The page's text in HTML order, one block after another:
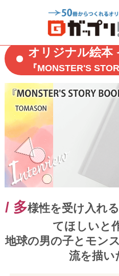
オリジナル絵本
『MONSTER'S
/ 多様性を受け入れ
てほしいと
地球の男の子とモン
流を描い